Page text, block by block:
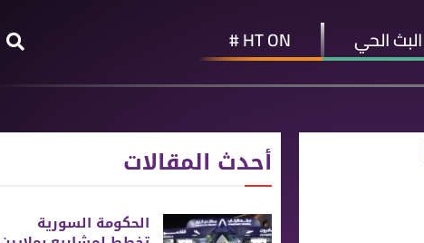
البث الحي HT ON #
أحدث المقالات
الحكومة السورية